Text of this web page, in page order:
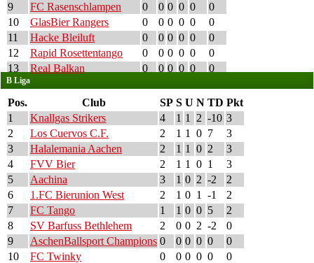
9
FC Rasenschlampen 0 0 0 0 0
0
10
GlasBier Rangers 0 0 0 0 0
0
11
Hacke Bleiluft 0 0 0 0 0
0
12
Rapid Rosettentango 0 0 0 0 0
0
13
Real Balkan 0 0 0 0 0 0
B Liga
Pos. Club SP S U N TD Pkt
1
Knallgas Strikers 4 1 1 2 -10 3
2
Los Cuervos C.F. 2 1 1 0 7
3
3
Halalemania Aachen 2 1 1 0 2
3
4
FVV Bier 2 1 1 0 1
3
5
Aachina 3 1 0 2 -2
2
6
1.FC Bierunion West 2 1 0 1 -1
2
7
FC Tango 1 1 0 0 5
2
8
SV Barfuss Bethlehem 2 0 0 2 -2
0
9
AschenBallsport Champions 0 0 0 0 0
0
10
FC Twinky 0 0 0 0 0
0